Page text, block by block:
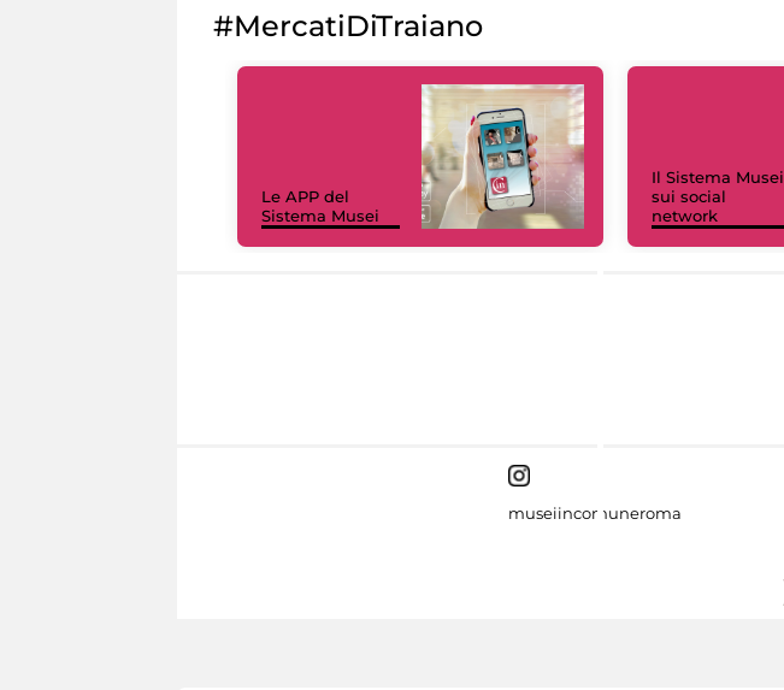
#MercatiDiTraiano
Le APP del
Sistema Musei
Il Sistema Musei
sui social
network
museiincomuneroma